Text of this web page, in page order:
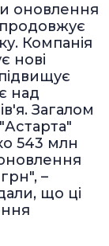
оновлення
продовжує
Компанія
нові
над
Загалом
543 млн
–
що ці